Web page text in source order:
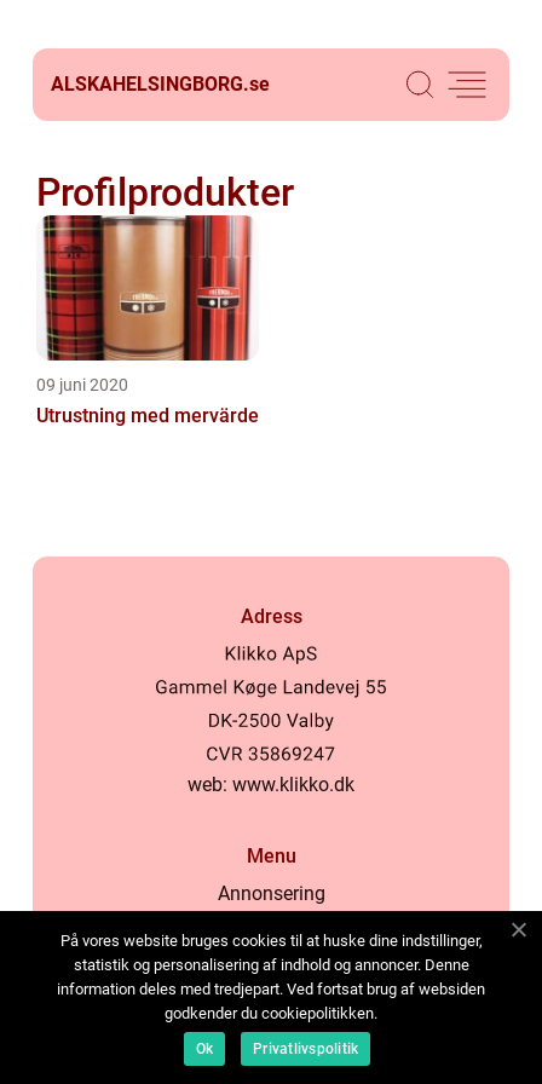
ALSKAHELSINGBORG.se
Profilprodukter
09 juni 2020
Utrustning med mervärde
Adress
web: www.klikko.dk
Menu
Annonsering
Cookies
Kontakta oss
Sitemap
På vores website bruges cookies til at huske dine indstillinger,
statistik og personalisering af indhold og annoncer. Denne
information deles med tredjepart. Ved fortsat brug af websiden
godkender du cookiepolitikken.
Ok Privatlivspolitik